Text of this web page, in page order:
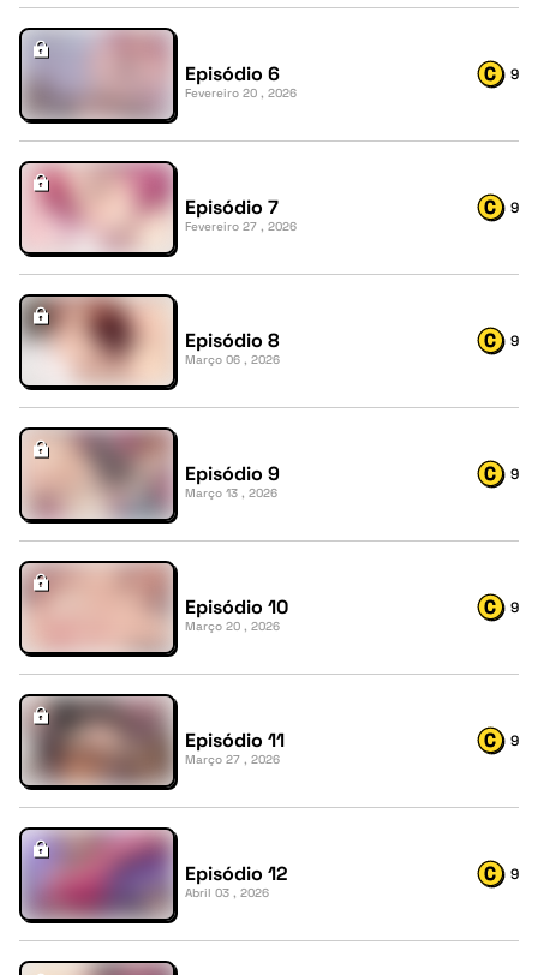
Episódio 6
Fevereiro 20 , 2026
9
Episódio 7
Fevereiro 27 , 2026
9
Episódio 8
Março 06 , 2026
9
Episódio 9
Março 13 , 2026
9
Episódio 10
Março 20 , 2026
9
Episódio 11
Março 27 , 2026
9
Episódio 12
Abril 03 , 2026
9